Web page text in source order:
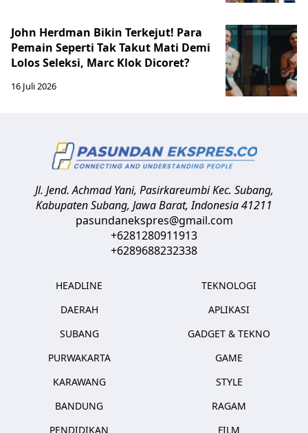
John Herdman Bikin Terkejut! Para
Pemain Seperti Tak Takut Mati Demi
Lolos Seleksi, Marc Klok Dicoret?
16 Juli 2026
Jl. Jend. Achmad Yani, Pasirkareumbi Kec. Subang,
Kabupaten Subang, Jawa Barat,Indonesia41211
pasundanekspres@gmail.com
+6281280911913
+6289688232338
HEADLINE
DAERAH
SUBANG
PURWAKARTA
KARAWANG
BANDUNG
PENDIDIKAN
TEKNOLOGI
APLIKASI
GADGET & TEKNO
GAME
STYLE
RAGAM
FILM